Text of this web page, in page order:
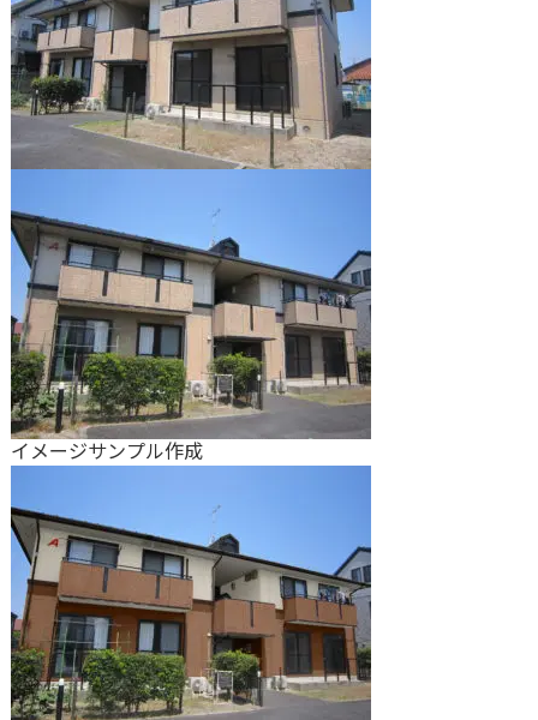
イメージサンプル作成